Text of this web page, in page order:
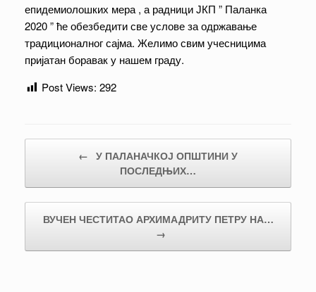
епидемиолошких мера , а радници ЈКП ” Паланка
2020 ” ће обезбедити све услове за одржавање
традиционалног сајма. Желимо свим учесницима
пријатан боравак у нашем граду.
Post Views: 292
← У ПАЛАНАЧКОЈ ОПШТИНИ У
ПОСЛЕДЊИХ…
ВУЧЕН ЧЕСТИТАО АРХИМАДРИТУ ПЕТРУ НА…
→